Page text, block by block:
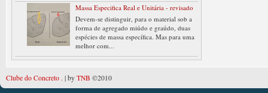
Massa Especifica Real e Unitária - revisado
Devem-se distinguir, para o material sob a
forma de agregado miúdo e graúdo, duas
espécies de massa específica. Mas para uma
melhor com...
Clube do Concreto . | by TNB ©2010